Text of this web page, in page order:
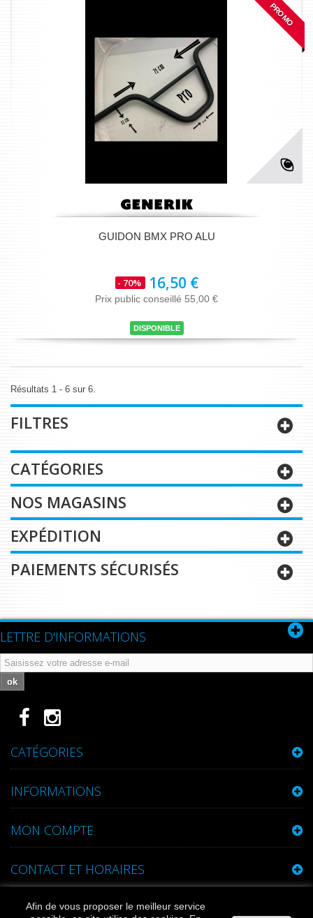
PROMO
GUIDON BMX PRO ALU
- 70% 16,50 €
Prix public conseillé 55,00 €
DISPONIBLE
Résultats 1 - 6 sur 6.
FILTRES
CATÉGORIES
NOS MAGASINS
EXPÉDITION
PAIEMENTS SÉCURISÉS
LETTRE D'INFORMATIONS
ok
CATÉGORIES
INFORMATIONS
MON COMPTE
CONTACT ET HORAIRES
Afin de vous proposer le meilleur service